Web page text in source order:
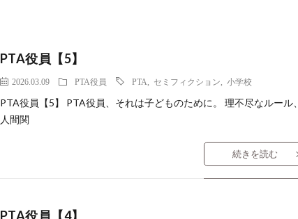
PTA役員【5】
2026.03.09 PTA役員 PTA セミフィクション 小学校
PTA役員【5】 PTA役員、それは子どものために。 理不尽なルール、
人間関
続きを読む
PTA役員【4】